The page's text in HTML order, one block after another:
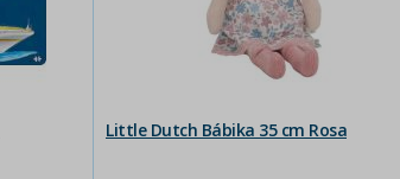
Little Dutch Bábika 35 cm Rosa